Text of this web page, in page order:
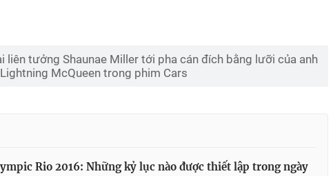
liên tưởng Shaunae Miller tới pha cán đích bằng lưỡi của anh
McQueen trong phim Cars
Rio 2016: Những kỷ lục nào được thiết lập trong ngày